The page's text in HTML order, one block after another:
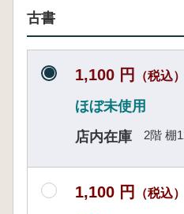
古書
1,100 円 （税込）
ほぼ未使用
店内在庫
2階 棚
1,100 円 （税込）